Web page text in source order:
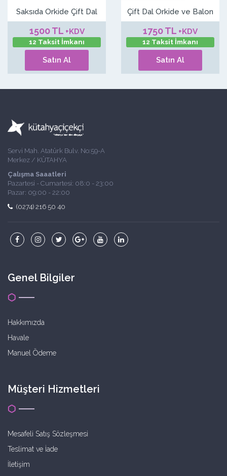
Saksıda Orkide Çift Dal
1500 TL +KDV
12 Taksit İmkanı
Satın Al
Çift Dal Orkide ve Balon
1750 TL +KDV
12 Taksit İmkanı
Satın Al
Servi Mah. Atatürk Bulv. No:59-A
Merkez / KÜTAHYA
Çalışma Saaatleri
Pazartesi - Cumartesi: 08:0 - 23:00
Pazar: 09:00 - 22:00
(0274) 216 50 40
Genel Bilgiler
Hakkımızda
Havale
Manuel Ödeme
Müşteri Hizmetleri
Mesafeli Satış Sözleşmesi
Teslimat ve İade
İletişim